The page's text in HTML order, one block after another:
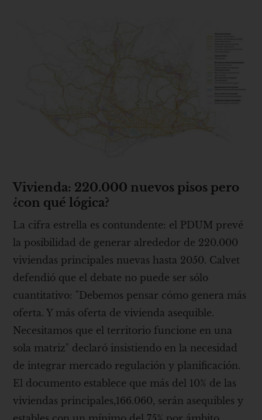
Vivienda: 220.000 nuevos pisos pero
¿con qué lógica?
La cifra estrella es contundente: el PDUM prevé
la posibilidad de generar alrededor de 220.000
viviendas principales nuevas hasta 2050. Calvet
defendió que el debate no puede ser sólo
cuantitativo: "Debemos pensar cómo genera más
oferta. Y más oferta de vivienda asequible.
Necesitamos que el territorio funcione en una
sola matriz" declaró insistiendo en la necesidad
de integrar mercado regulación y planificación.
El documento establece que más del 10% de las
viviendas principales,166.060, serán asequibles y